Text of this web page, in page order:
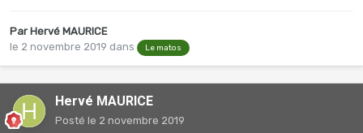
Par Hervé MAURICE
le 2 novembre 2019 dans Le matos
Hervé MAURICE
Posté le 2 novembre 2019